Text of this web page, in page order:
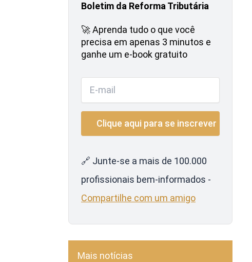
Boletim da Reforma Tributária
🚀 Aprenda tudo o que você
precisa em apenas 3 minutos e
ganhe um e-book gratuito
🔗 Junte-se a mais de 100.000
profissionais bem-informados -
Compartilhe com um amigo
Mais notícias